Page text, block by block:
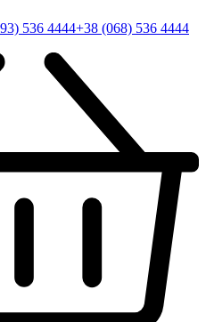
536 4444+38 (068) 536 4444